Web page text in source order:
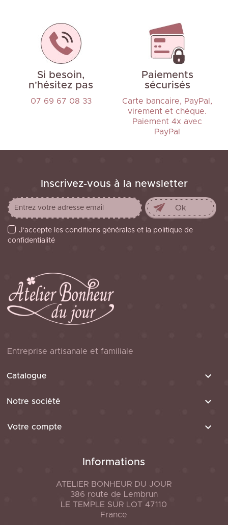
Si besoin,
n'hésitez pas
07 69 67 08 33
Paiements
sécurisés
Carte bancaire, PayPal,
virement et chèque.
Paiement 4x avec
PayPal
Inscrivez-vous à la newsletter
J'accepte les conditions générales et la politique de
confidentialité
Entreprise artisanale et familiale
Catalogue 
Notre société 
Votre compte 
Informations
ATELIER BONHEUR DU JOUR
386 route de Lembrun
LE TEMPLE SUR LOT 47110
France